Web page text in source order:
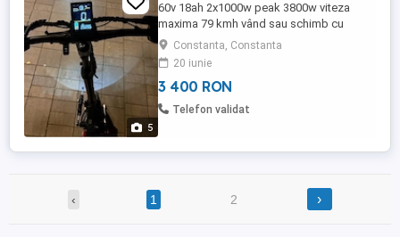
5
60v 18ah 2x1000w peak 3800w viteza
maxima 79 kmh vând sau schimb cu
kukirin G4, predare personală constanta
2500 de km in creștere
Constanta, Constanta
20 iunie
3 400 RON
Telefon validat
‹ 1 2 ›